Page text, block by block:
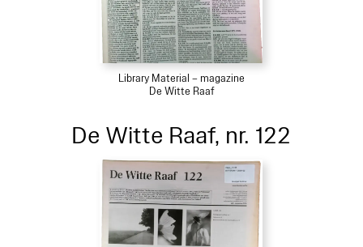
Library Material – magazine
De Witte Raaf
De Witte Raaf, nr. 122